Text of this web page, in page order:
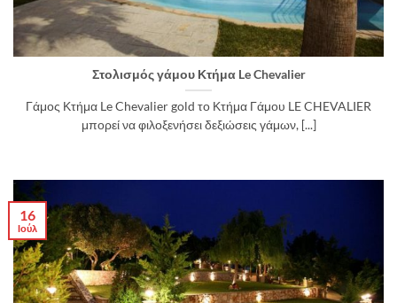
Στολισμός γάμου Κτήμα Le Chevalier
Γάμος Κτήμα Le Chevalier gold το Κτήμα Γάμου LE CHEVALIER
μπορεί να φιλοξενήσει δεξιώσεις γάμων, [...]
16
Ιούλ